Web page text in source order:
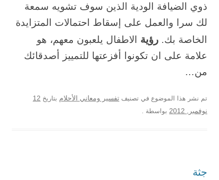
ذوي الضيافة الودية الذين سوف تشويه سمعة
لك سرا والعمل على إسقاط احتمالات المتزايدة
الخاصة بك. رؤية الاطفال يلعبون معهم، هو
علامة على ان تكونوا أفزعتها للتمييز أصدقائك
من…
تم نشر هذا الموضوع في تصنيف تفسير ومعاني الأحلام بتاريخ 12
نوفمبر, 2012
بواسطة .
جثة